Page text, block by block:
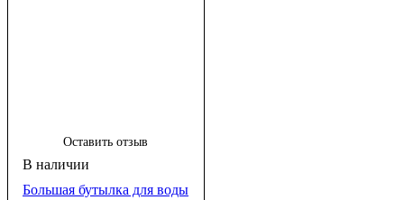
Оставить отзыв
Большая бутылка для воды